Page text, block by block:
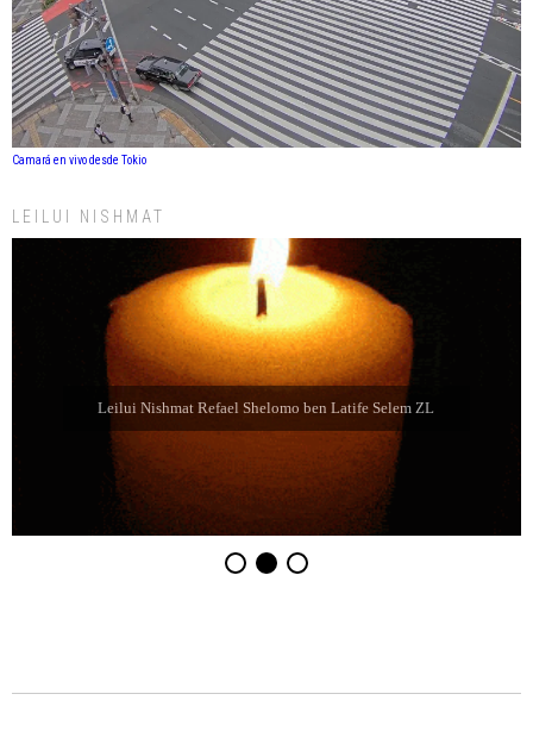
Camará en vivo desde Tokio
LEILUI NISHMAT
Leilui Nishmat Refael Shelomo ben Latife Selem ZL